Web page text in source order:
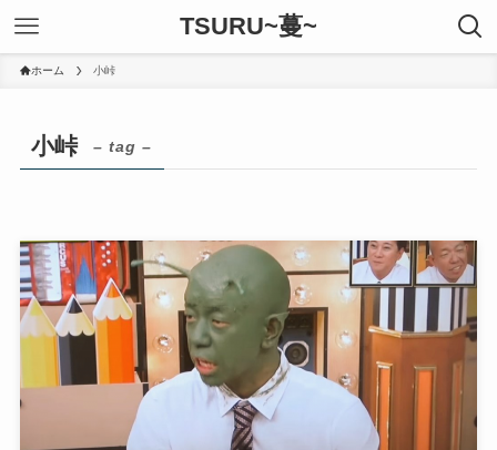
TSURU~蔓~
ホーム 小峠
小峠 – tag –